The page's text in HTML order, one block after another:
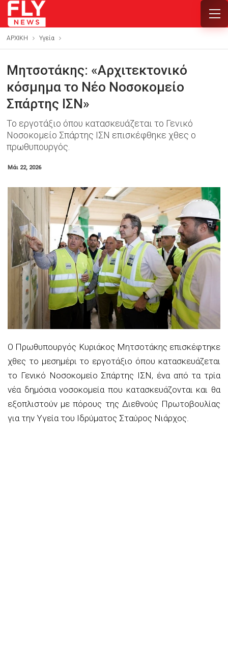
ΑΡΧΙΚΗ Υγεία
Μητσοτάκης: «Αρχιτεκτονικό
κόσμημα το Νέο Νοσοκομείο
Σπάρτης ΙΣΝ»
Το εργοτάξιο όπου κατασκευάζεται το Γενικό
Νοσοκομείο Σπάρτης ΙΣΝ επισκέφθηκε χθες ο
πρωθυπουργός.
Μάι 22, 2026
Ο Πρωθυπουργός Κυριάκος Μητσοτάκης επισκέφτηκε
χθες το μεσημέρι το εργοτάξιο όπου κατασκευάζεται
το Γενικό Νοσοκομείο Σπάρτης ΙΣΝ, ένα από τα τρία
νέα δημόσια νοσοκομεία που κατασκευάζονται και θα
εξοπλιστούν με πόρους της Διεθνούς Πρωτοβουλίας
για την Υγεία του Ιδρύματος Σταύρος Νιάρχος.